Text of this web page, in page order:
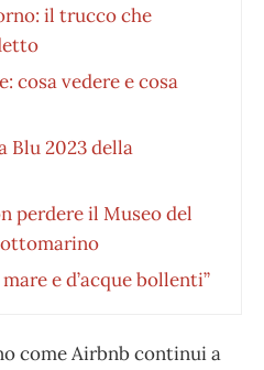
il trucco che
cosa vedere e cosa
Blu 2023 della
perdere il Museo del
e d’acque bollenti”
come Airbnb continui a